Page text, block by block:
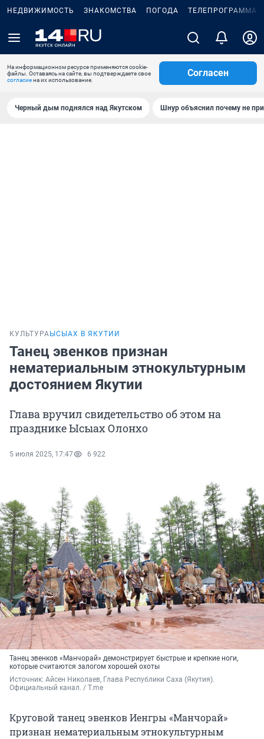
НЕДВИЖИМОСТЬ ЗНАКОМСТВА ПОГОДА ТЕЛЕПРОГРАММА
На информационном ресурсе применяются cookie-
файлы. Оставаясь на сайте, вы подтверждаете свое
согласиена их использование.
Согласен
Черный дым поднялся над Якутском Шнур объяснил почему не
КУЛЬТУРА ЫСЫАХ В ЯКУТИИ
Танец эвенков признан
нематериальным этнокультурным
достоянием Якутии
Глава вручил свидетельство об этом на
празднике Ысыах Олонхо
5 июля 2025, 17:47 6 922
Танец эвенков «Манчорай» демонстрирует быстрые и крепкие ноги,
которые считаются залогом хорошей охоты
Источник: Айсен Николаев, Глава Республики Саха (Якутия).
Официальный канал. / T.me
Круговой танец эвенков Иенгры «Манчорай»
признан нематериальным этнокультурным